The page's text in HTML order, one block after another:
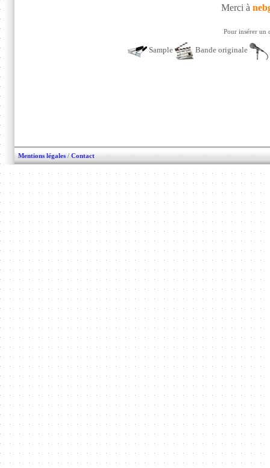
Merci à
Pour insérer un
Sample Bande originale
Mentions légales / Contact